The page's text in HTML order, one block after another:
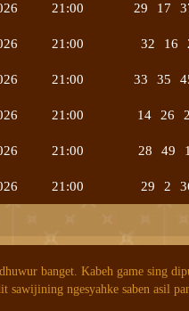
21:00 29 17
21:00 32 16
21:00 33 35
21:00 14 26
21:00 28 49
21:00 29 2
banget. Kabeh game sing
sawijining ngesyahke saben asil